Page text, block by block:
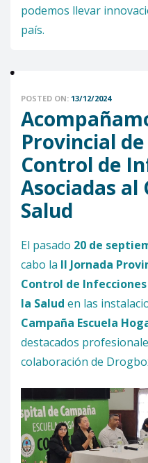
podemos llevar
país.
POSTED ON: 13/12/2024
Provincial
Control de
Asociadas al
Salud
El pasado 20 de
cabo la II Jornada
Control de
la Salud en las
Campaña Escuela
destacados
colaboración de